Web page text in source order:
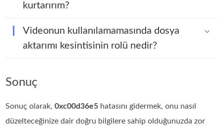
kurtarırım?
Videonun kullanılamamasında dosya
aktarımı kesintisinin rolü nedir?
Sonuç
Sonuç olarak,0xc00d36e5 hatasını gidermek, onu nasıl
düzelteceğinize dair doğru bilgilere sahip olduğunuzda zor